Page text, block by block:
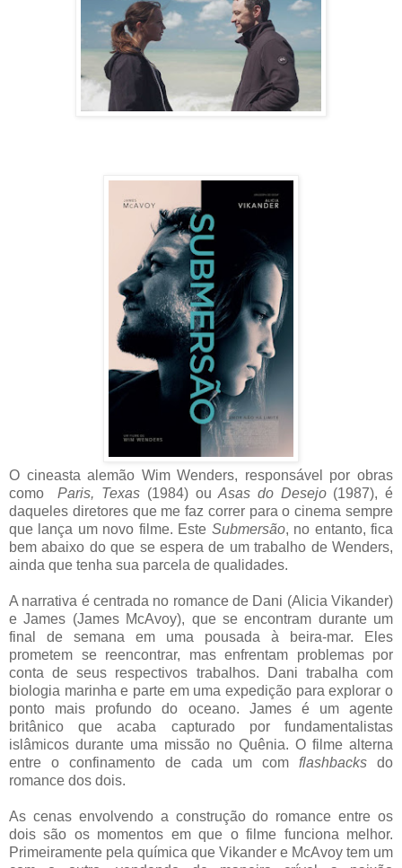
O cineasta alemão Wim Wenders, responsável por obras
como
Paris, Texas (1984) ouAsas do Desejo (1987), é
daqueles diretores que me faz correr para o cinema sempre
que lança um novo filme. Este Submersão, no entanto, fica
bem abaixo do que se espera de um trabalho de Wenders,
ainda que tenha sua parcela de qualidades.
A narrativa é centrada no romance de Dani (Alicia Vikander)
e James (James McAvoy), que se encontram durante um
final de semana em uma pousada à beira-mar. Eles
prometem se reencontrar, mas enfrentam problemas por
conta de seus respectivos trabalhos. Dani trabalha com
biologia marinha e parte em uma expedição para explorar o
ponto mais profundo do oceano. James é um agente
britânico que acaba capturado por fundamentalistas
islâmicos durante uma missão no Quênia. O filme alterna
entre o confinamento de cada um com flashbacks do
romance dos dois.
As cenas envolvendo a construção do romance entre os
dois são os momentos em que o filme funciona melhor.
Primeiramente pela química que Vikander e McAvoy tem um